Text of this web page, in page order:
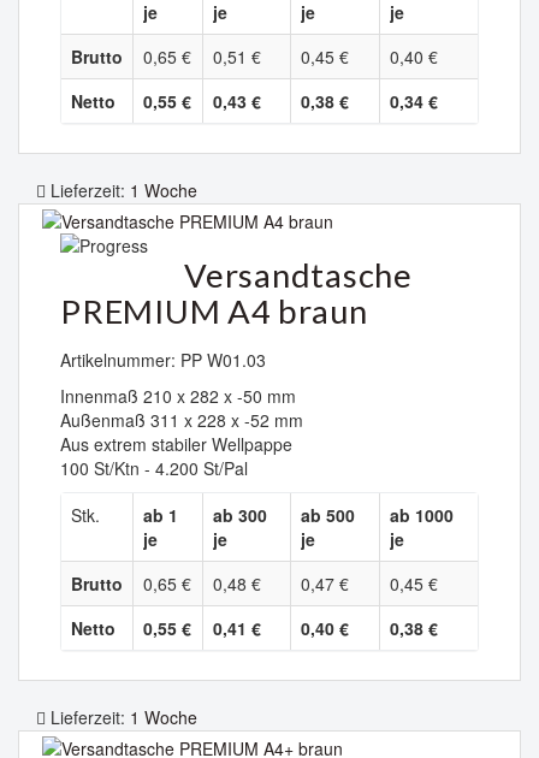
je je je
je
Brutto
0,65 € 0,51 € 0,45 €
0,40 €
Netto
0,55 € 0,43 € 0,38 € 0,34 €
Lieferzeit: 1 Woche
Versandtasche
PREMIUM A4 braun
Artikelnummer: PP W01.03
Innenmaß 210 x 282 x -50 mm
Außenmaß 311 x 228 x -52 mm
Aus extrem stabiler Wellpappe
100 St/Ktn - 4.200 St/Pal
Stk.
ab 1
je
ab 300
je
ab 500
je
ab 1000
je
Brutto
0,65 € 0,48 € 0,47 €
0,45 €
Netto
0,55 € 0,41 € 0,40 € 0,38 €
Lieferzeit: 1 Woche